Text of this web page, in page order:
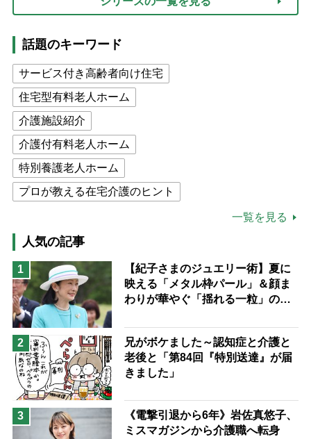
話題のキーワード
サービス付き高齢者向け住宅
住宅型有料老人ホーム
介護施設紹介
介護付有料老人ホーム
特別養護老人ホーム
プロが教える在宅介護のヒント
高木ブー
ケアマネジャー
猫が母になつきません
息子の遠距離介護サバイバル術
兄がボケました
予防法
一覧を見る
人気の記事
1
【紀子さまのジュエリー術】夏に
映える「メタル枠パール」＆顔ま
わりが華やぐ「揺れる一粒」の使
2
兄がボケました～認知症と介護と
老後と「第84回『特別送達』が届
きました」
3
《電撃引退から6年》岩佐真悠子、
ミスマガジンから介護職へ転身